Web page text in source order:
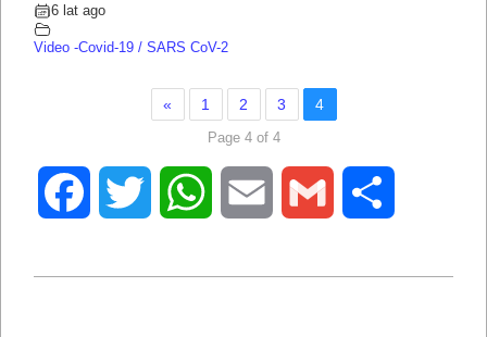
6 lat ago
Video -Covid-19 / SARS CoV-2
« 1 2 3 4
Page 4 of 4